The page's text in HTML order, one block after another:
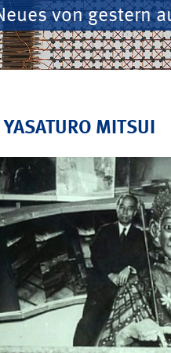
von gestern
MITSUI